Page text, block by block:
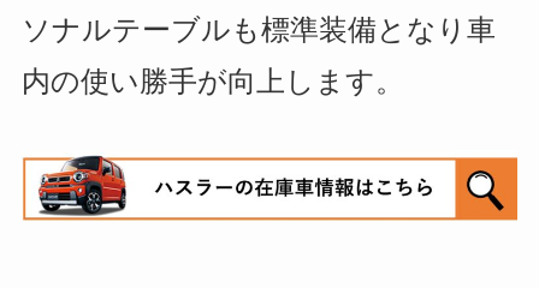
ソナルテーブルも標準装備となり 車
内の使い勝手が向上します。